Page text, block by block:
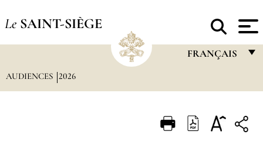
Le SAINT-SIÈGE
FRANÇAIS
ITALIANO
AUDIENCES 2026